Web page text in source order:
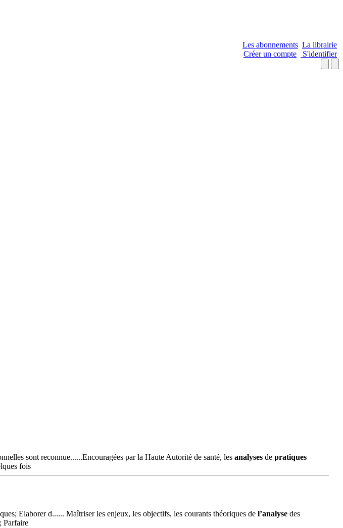
Les abonnements La librairie
Créer un compte
S'identifier
sont reconnue......Encouragées par la Haute Autorité de santé, les analyses de pratiques
fois
Elaborer d...... Maîtriser les enjeux, les objectifs, les courants théoriques de l’analyse des
Parfaire